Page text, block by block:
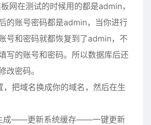
网在测试的时候用的都是admin，
的账号密码都是admin，当你进行
号和密码就都恢复到了admin，不
写的账号和密码。所以数据库后还
改密码。
，把域名换成你的域名，然后在生
成——更新系统缓存——一键更新